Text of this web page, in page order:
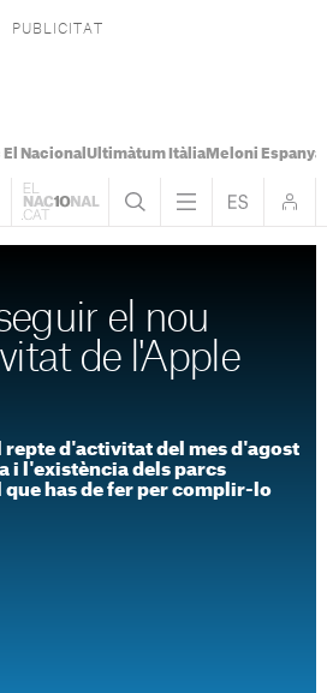
El Nacional Ultimàtum ItàliaMeloni Espanya
el nou
de l'Apple
repte d'activitat del mes d'agost
i l'existència dels parcs
que has de fer per complir-lo